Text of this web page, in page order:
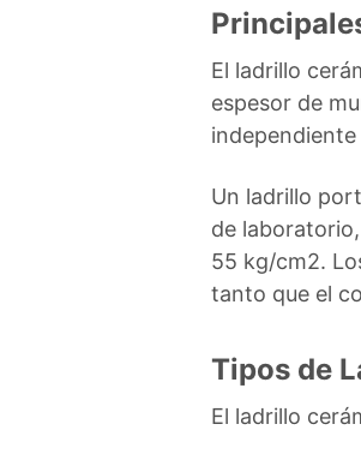
El ladrillo
espesor de
Un ladrillo
de
55 kg/cm2.
tanto que el
Tipos de
El ladrillo